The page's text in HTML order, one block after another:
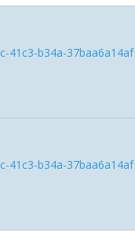
41c3-b34a-37baa6a14af
41c3-b34a-37baa6a14af